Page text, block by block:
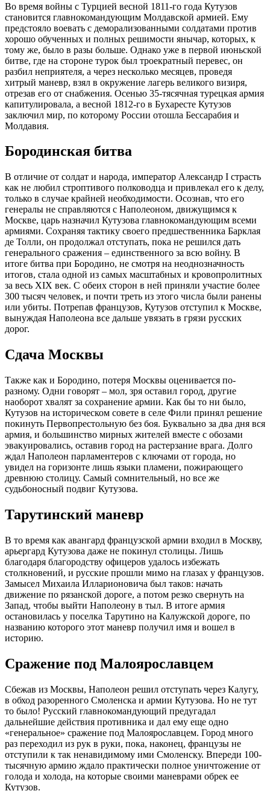
Во время войны с Турцией весной 1811-го года Кутузов
становится главнокомандующим Молдавской армией. Ему
предстояло воевать с деморализованными солдатами против
хорошо обученных и полных решимости янычар, которых, к
тому же, было в разы больше. Однако уже в первой июньской
битве, где на стороне турок был троекратный перевес, он
разбил неприятеля, а через несколько месяцев, проведя
хитрый маневр, взял в окружение лагерь великого визиря,
отрезав его от снабжения. Осенью 35-тясячная турецкая армия
капитулировала, а весной 1812-го в Бухаресте Кутузов
заключил мир, по которому России отошла Бессарабия и
Молдавия.
Бородинская битва
В отличие от солдат и народа, император Александр I страсть
как не любил строптивого полководца и привлекал его к делу,
только в случае крайней необходимости. Осознав, что его
генералы не справляются с Наполеоном, движущимся к
Москве, царь назначил Кутузова главнокомандующим всеми
армиями. Сохраняя тактику своего предшественника Барклая
де Толли, он продолжал отступать, пока не решился дать
генерального сражения – единственного за всю войну. В
итоге битва при Бородино, не смотря на неоднозначность
итогов, стала одной из самых масштабных и кровопролитных
за весь XIX век. С обеих сторон в ней приняли участие более
300 тысяч человек, и почти треть из этого числа были ранены
или убиты. Потрепав французов, Кутузов отступил к Москве,
вынуждая Наполеона все дальше увязать в грязи русских
дорог.
Сдача Москвы
Также как и Бородино, потеря Москвы оценивается по-
разному. Одни говорят – мол, зря оставил город, другие
наоборот хвалят за сохранение армии. Как бы то ни было,
Кутузов на историческом совете в селе Фили принял решение
покинуть Первопрестольную без боя. Буквально за два дня вся
армия, и большинство мирных жителей вместе с обозами
эвакуировались, оставив город на растерзание врага. Долго
ждал Наполеон парламентеров с ключами от города, но
увидел на горизонте лишь языки пламени, пожирающего
древнюю столицу. Самый сомнительный, но все же
судьбоносный подвиг Кутузова.
Тарутинский маневр
В то время как авангард французской армии входил в Москву,
арьергард Кутузова даже не покинул столицы. Лишь
благодаря благородству офицеров удалось избежать
столкновений, и русские прошли мимо на глазах у французов.
Замысел Михаила Илларионовича был таков: начать
движение по рязанской дороге, а потом резко свернуть на
Запад, чтобы выйти Наполеону в тыл. В итоге армия
остановилась у поселка Тарутино на Калужской дороге, по
названию которого этот маневр получил имя и вошел в
историю.
Сражение под Малоярославцем
Сбежав из Москвы, Наполеон решил отступать через Калугу,
в обход разоренного Смоленска и армии Кутузова. Но не тут
то было! Русский главнокомандующий предугадал
дальнейшие действия противника и дал ему еще одно
«генеральное» сражение под Малоярославцем. Город много
раз переходил из рук в руки, пока, наконец, французы не
отступили к так ненавидимому ими Смоленску. Впереди 100-
тысячную армию ждало практически полное уничтожение от
голода и холода, на которые своими маневрами обрек ее
Кутузов.